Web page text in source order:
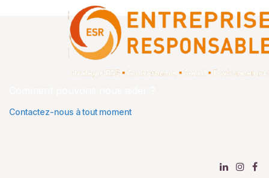
Contactez-nous à tout moment